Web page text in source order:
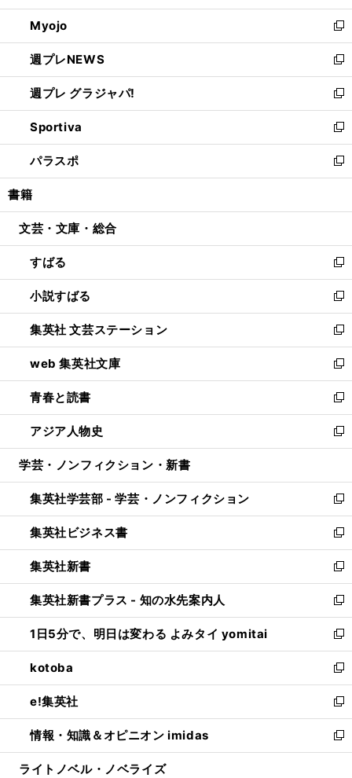
開
く
ウ
で
開
く
ン
ド
ウ
で
開
く
ウ
ィ
ン
ド
ウ
で
開
く
Myojo
新
し
い
ウ
ィ
ン
ド
ウ
で
開
週プレNEWS
新
し
い
ウ
ィ
ン
ド
ウ
開
週プレ グラジャパ!
新
し
い
ウ
ィ
ン
ウ
開
く
Sportiva
新
し
い
ウ
ン
ウ
で
開
く
パラスポ
新
し
ウ
ン
ド
ウ
で
開
く
書籍
文芸・文庫・総合
すばる
新
し
い
ウ
ィ
ン
ド
ウ
で
開
く
小説すばる
新
し
い
ウ
ィ
ン
ド
ウ
で
開
集英社 文芸ステーション
新
し
い
ウ
ィ
ン
ド
ウ
開
く
web 集英社文庫
新
し
い
ウ
ィ
ン
ウ
で
開
く
青春と読書
新
し
い
ウ
ン
ド
ウ
で
開
く
アジア人物史
新
し
ウ
ィ
ン
ド
ウ
で
開
く
学芸・ノンフィクション・新書
集英社学芸部 - 学芸・ノンフィクション
新
し
い
ウ
ィ
ン
ド
ウ
で
開
く
集英社ビジネス書
新
し
い
ウ
ィ
ン
ド
ウ
で
開
く
集英社新書
新
し
い
ウ
ィ
ン
ド
ウ
で
開
く
集英社新書プラス - 知の水先案内人
新
し
い
ウ
ィ
ン
ド
ウ
で
開
1日5分で、明日は変わる よみタイ yomitai
新
し
い
ウ
ィ
ン
ド
ウ
kotoba
新
し
い
ウ
ィ
ン
e!集英社
新
し
い
ウ
情報・知識＆オピニオン imidas
新
し
ライトノベル・ノベライズ